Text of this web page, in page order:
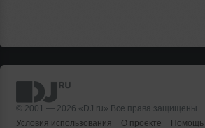
© 2001 — 2026 «DJ.ru» Все права защищены.
Условия использования
О проекте Помощь